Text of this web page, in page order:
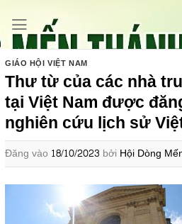
qua
nội
dung
GIÁO HỘI VIỆT NAM
Thư từ của các nhà
tại Việt Nam được
nghiên cứu lịch sử
Đăng vào 18/10/2023 bởi Hội Dòng